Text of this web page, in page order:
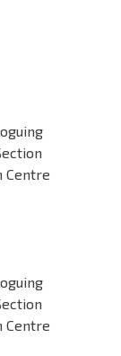
Centre
Centre